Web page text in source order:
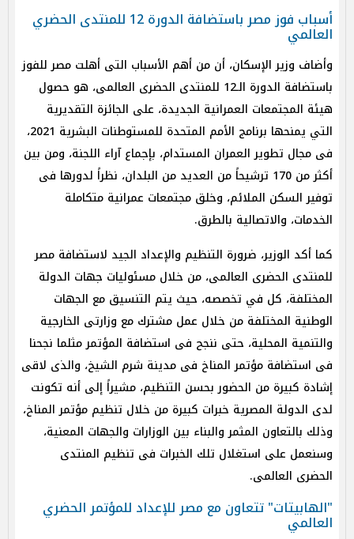
أسباب فوز مصر باستضافة الدورة 12 للمنتدى الحضري
العالمي
وأضاف وزير الإسكان، أن من أهم الأسباب التى أهلت مصر للفوز
باستضافة الدورة الـ12 للمنتدى الحضرى العالمى، هو حصول
هيئة المجتمعات العمرانية الجديدة، على الجائزة التقديرية
التي يمنحها برنامج الأمم المتحدة للمستوطنات البشرية 2021،
فى مجال تطوير العمران المستدام، بإجماع آراء اللجنة، ومن بين
أكثر من 170 ترشيحاً من العديد من البلدان، نظراً لدورها فى
توفير السكن الملائم، وخلق مجتمعات عمرانية متكاملة
الخدمات، والاتصالية بالطرق.
كما أكد الوزير، ضرورة التنظيم والإعداد الجيد لاستضافة مصر
للمنتدى الحضرى العالمى، من خلال مسئوليات جهات الدولة
المختلفة، كل في تخصصه، حيث يتم التنسيق مع الجهات
الوطنية المختلفة من خلال عمل مشترك مع وزارتى الخارجية
والتنمية المحلية، حتى ننجح فى استضافة المؤتمر مثلما نجحنا
فى استضافة مؤتمر المناخ فى مدينة شرم الشيخ، والذى لاقى
إشادة كبيرة من الحضور بحسن التنظيم، مشيراً إلى أنه تكونت
لدى الدولة المصرية خبرات كبيرة من خلال تنظيم مؤتمر المناخ،
وذلك بالتعاون المثمر والبناء بين الوزارات والجهات المعنية،
وسنعمل على استغلال تلك الخبرات فى تنظيم المنتدى
الحضرى العالمى.
"الهابيتات" تتعاون مع مصر للإعداد للمؤتمر الحضري
العالمي